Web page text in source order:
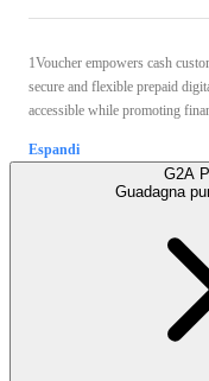
1Voucher empowers cash
secure and flexible prepaid
accessible while promoting
Espandi
G2A
Guadagna